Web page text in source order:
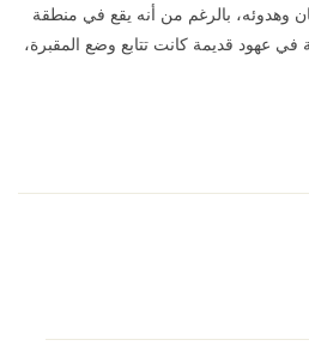
وهدوئه، بالرغم من أنه يقع في منطقة
في عهود قديمة كانت تتابع وضع المقبرة،